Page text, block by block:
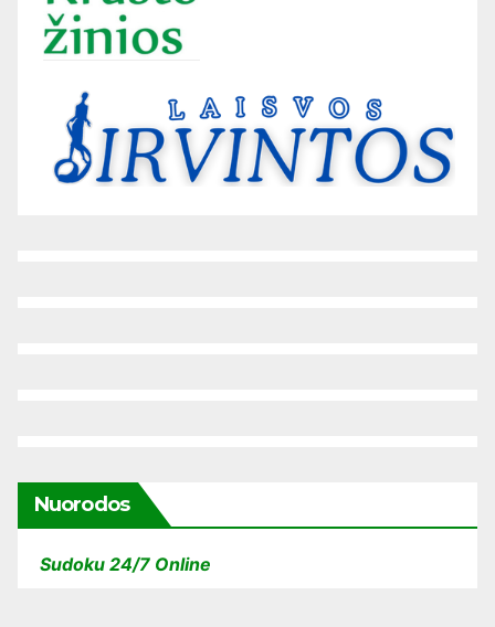
Nuorodos
Sudoku 24/7 Online